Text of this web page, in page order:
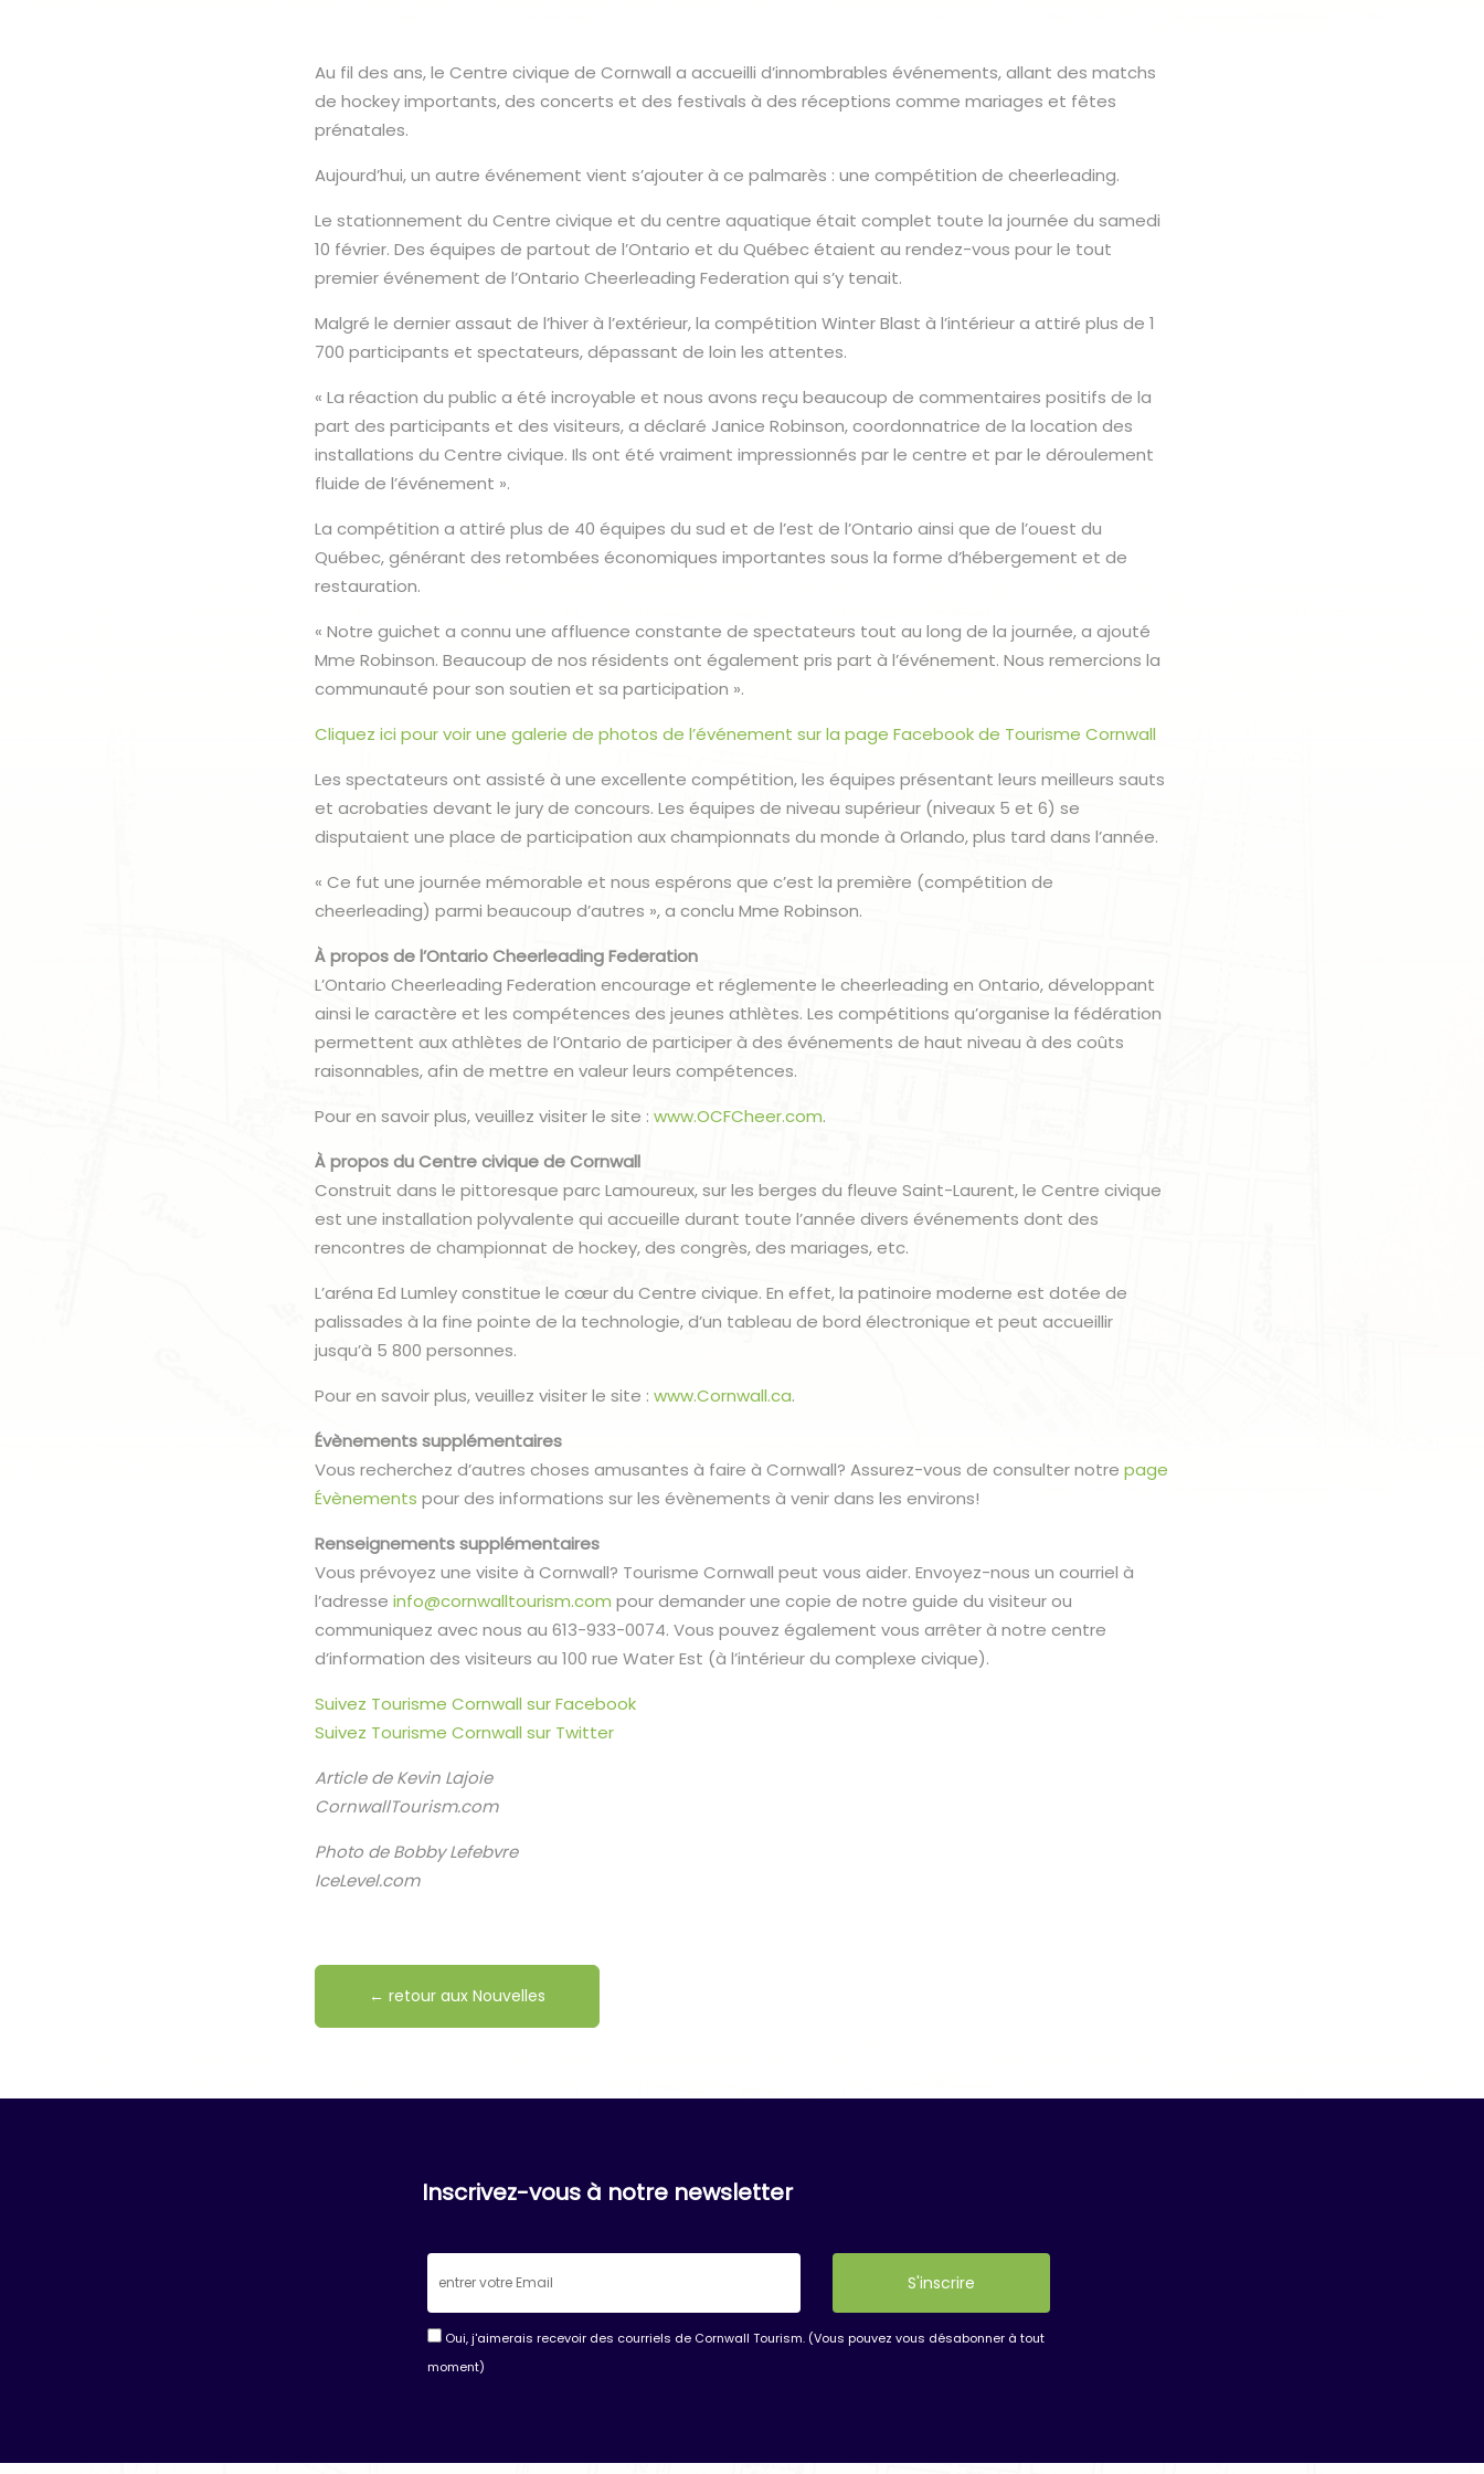
Au fil des ans, le Centre civique de Cornwall a accueilli d’innombrables événements, allant des matchs
de hockey importants, des concerts et des festivals à des réceptions comme mariages et fêtes
prénatales.
Aujourd’hui, un autre événement vient s’ajouter à ce palmarès : une compétition de cheerleading.
Le stationnement du Centre civique et du centre aquatique était complet toute la journée du samedi
10 février. Des équipes de partout de l’Ontario et du Québec étaient au rendez-vous pour le tout
premier événement de l’Ontario Cheerleading Federation qui s’y tenait.
Malgré le dernier assaut de l’hiver à l’extérieur, la compétition Winter Blast à l’intérieur a attiré plus de 1
700 participants et spectateurs, dépassant de loin les attentes.
« La réaction du public a été incroyable et nous avons reçu beaucoup de commentaires positifs de la
part des participants et des visiteurs, a déclaré Janice Robinson, coordonnatrice de la location des
installations du Centre civique. Ils ont été vraiment impressionnés par le centre et par le déroulement
fluide de l’événement ».
La compétition a attiré plus de 40 équipes du sud et de l’est de l’Ontario ainsi que de l’ouest du
Québec, générant des retombées économiques importantes sous la forme d’hébergement et de
restauration.
« Notre guichet a connu une affluence constante de spectateurs tout au long de la journée, a ajouté
Mme Robinson. Beaucoup de nos résidents ont également pris part à l’événement. Nous remercions la
communauté pour son soutien et sa participation ».
Cliquez ici pour voir une galerie de photos de l’événement sur la page Facebook de Tourisme Cornwall
Les spectateurs ont assisté à une excellente compétition, les équipes présentant leurs meilleurs sauts
et acrobaties devant le jury de concours. Les équipes de niveau supérieur (niveaux 5 et 6) se
disputaient une place de participation aux championnats du monde à Orlando, plus tard dans l’année.
« Ce fut une journée mémorable et nous espérons que c’est la première (compétition de
cheerleading) parmi beaucoup d’autres », a conclu Mme Robinson.
À propos de l’Ontario Cheerleading Federation
L’Ontario Cheerleading Federation encourage et réglemente le cheerleading en Ontario, développant
ainsi le caractère et les compétences des jeunes athlètes. Les compétitions qu’organise la fédération
permettent aux athlètes de l’Ontario de participer à des événements de haut niveau à des coûts
raisonnables, afin de mettre en valeur leurs compétences.
Pour en savoir plus, veuillez visiter le site :www.OCFCheer.com.
À propos du Centre civique de Cornwall
Construit dans le pittoresque parc Lamoureux, sur les berges du fleuve Saint-Laurent, le Centre civique
est une installation polyvalente qui accueille durant toute l’année divers événements dont des
rencontres de championnat de hockey, des congrès, des mariages, etc.
L’aréna Ed Lumley constitue le cœur du Centre civique. En effet, la patinoire moderne est dotée de
palissades à la fine pointe de la technologie, d’un tableau de bord électronique et peut accueillir
jusqu’à 5 800 personnes.
Pour en savoir plus, veuillez visiter le site :www.Cornwall.ca.
Évènements supplémentaires
Vous recherchez d’autres choses amusantes à faire à Cornwall? Assurez-vous de consulter notrepage
Évènements pour des informations sur les évènements à venir dans les environs!
Renseignements supplémentaires
Vous prévoyez une visite à Cornwall? Tourisme Cornwall peut vous aider. Envoyez-nous un courriel à
l’adresseinfo@cornwalltourism.com pour demander une copie de notre guide du visiteur ou
communiquez avec nous au 613-933-0074. Vous pouvez également vous arrêter à notre centre
d’information des visiteurs au 100 rue Water Est (à l’intérieur du complexe civique).
Suivez Tourisme Cornwall sur Facebook
Suivez Tourisme Cornwall sur Twitter
Article de Kevin Lajoie
CornwallTourism.com
Photo de Bobby Lefebvre
IceLevel.com
← retour aux Nouvelles
Inscrivez-vous à notre newsletter
Oui, j'aimerais recevoir des courriels de Cornwall Tourism. (Vous pouvez vous désabonner à tout
moment)
Use.